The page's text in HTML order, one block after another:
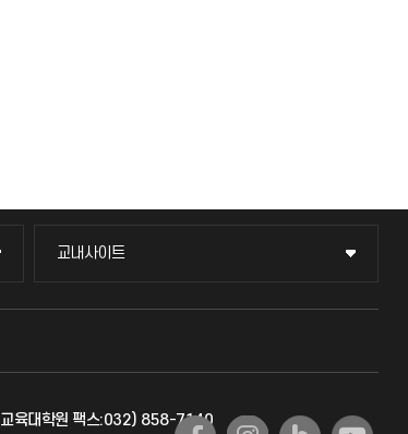
교내사이트
교내사이트
교수회
국제교류과
교육대학원 팩스:032) 858-7140